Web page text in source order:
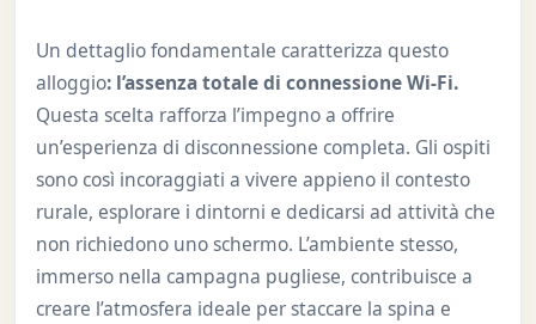
Un dettaglio fondamentale caratterizza questo
alloggio: l’assenza totale di connessione Wi-Fi.
Questa scelta rafforza l’impegno a offrire
un’esperienza di disconnessione completa. Gli ospiti
sono così incoraggiati a vivere appieno il contesto
rurale, esplorare i dintorni e dedicarsi ad attività che
non richiedono uno schermo. L’ambiente stesso,
immerso nella campagna pugliese, contribuisce a
creare l’atmosfera ideale per staccare la spina e